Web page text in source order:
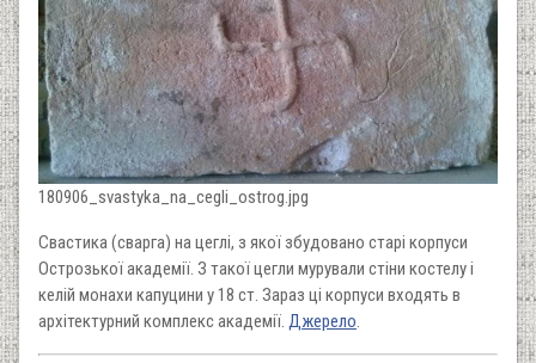
180906_svastyka_na_cegli_ostrog.jpg
Свастика (сварга) на цеглі, з якої збудовано старі корпуси
Острозької академії. З такої цегли мурували стіни костелу і
келій монахи капуцини у 18 ст. Зараз ці корпуси входять в
архітектурний комплекс академії. Джерело.